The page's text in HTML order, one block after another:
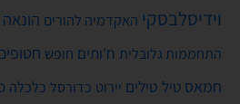
וידיסלבסקי האקדמיה להורים הונאה
התחממות גלובלית ח'ותים חופש
חמאס טיל טילים יירוט כדורסל כלכלה